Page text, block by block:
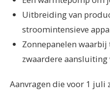
Uitbreiding van
stroomintensieve
Zonnepanelen
zwaardere aansluiting
Aanvragen die voor 1 juli